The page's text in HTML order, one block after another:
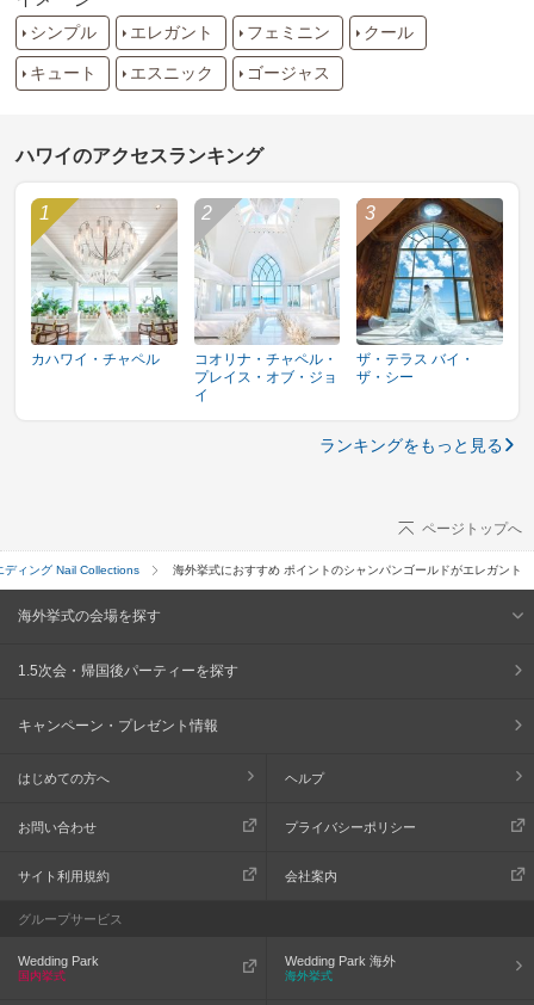
シンプル エレガント フェミニン クール
キュート エスニック ゴージャス
ハワイのアクセスランキング
カハワイ・チャペル
コオリナ・チャペル・
プレイス・オブ・ジョ
イ
ザ・テラス バイ・
ザ・シー
ランキングをもっと見る
ページトップへ
ディング Nail Collections 海外挙式におすすめ ポイントのシャンパンゴールドがエレガント
海外挙式の会場を探す
1.5次会・帰国後パーティーを探す
キャンペーン・プレゼント情報
はじめての方へ ヘルプ
お問い合わせ プライバシーポリシー
サイト利用規約 会社案内
グループサービス
Wedding Park
国内挙式
Wedding Park 海外
海外挙式